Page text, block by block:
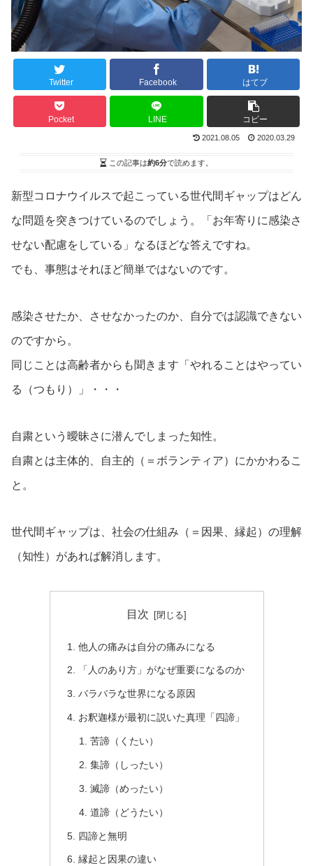
Twitter Facebook はてブ
Pocket LINE コピー
2021.08.05 2020.03.29
この記事は約6分で読めます。
新型コロナウイルスで起こっている世代間ギャップはどん
な問題を突きつけているのでしょう。「お年寄りに感染さ
せない配慮をしている」なるほどな答えですね。
でも、事態はそれほど簡単ではないのです。
感染させたか、させなかったのか、自分では認識できない
のですから。
同じことは高齢者からも聞きます「やれることはやってい
る（つもり）」・・・
自粛という曖昧さに潜んでしまった知性。
自粛とは主体的、自主的（＝ボランティア）にかかわるこ
と。
世代間ギャップは、社会の仕組み（＝因果、縁起）の理解
（知性）があれば解消します。
目次
他人の痛みは自分の痛みになる
「人のあり方」がなぜ重要になるのか
バラバラな世界になる原因
お釈迦様が最初に説いた真理「四諦」
苦諦（くたい）
集諦（しったい）
滅諦（めったい）
道諦（どうたい）
四諦と無明
縁起と因果の違い